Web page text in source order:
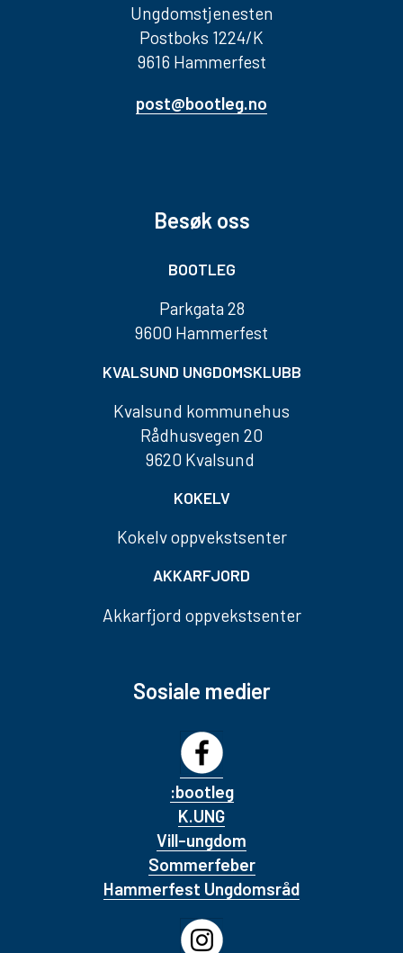
Ungdomstjenesten
Postboks 1224/K
9616 Hammerfest
post@bootleg.no
Besøk oss
BOOTLEG
Parkgata 28
9600 Hammerfest
KVALSUND UNGDOMSKLUBB
Kvalsund kommunehus
Rådhusvegen 20
9620 Kvalsund
KOKELV
Kokelv oppvekstsenter
AKKARFJORD
Akkarfjord oppvekstsenter
Sosiale medier
:bootleg
K.UNG
Vill-ungdom
Sommerfeber
Hammerfest Ungdomsråd